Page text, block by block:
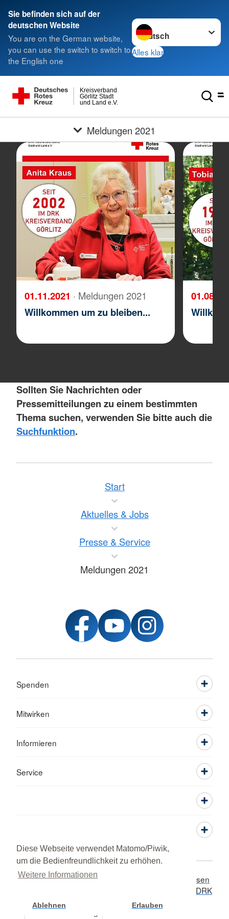
Diese Webseite verwendet Matomo/Piwik,
um die Bedienfreundlichkeit zu erhöhen.
Weitere Informationen
Ablehnen Erlauben
Sie befinden sich auf der
deutschen Website
You are on the German website,
you can use the switch to switch to
the English one
Sprache wechseln zu
Alles klar
und Land e.V.
Görlitz Stadt
Kreisverband
Meldungen 2021
01.11.2021 · Meldungen 2021
Willkommen um zu bleiben...
Sollten Sie Nachrichten oder
Pressemitteilungen zu einem bestimmten
Thema suchen, verwenden Sie bitte auch die
Suchfunktion.
Start
Aktuelles & Jobs
Presse & Service
Meldungen 2021
Spenden
Mitwirken
Informieren
Service
Widerruf / Kündigung Hinweisgeberschutz
Adressen
DRK
intern © 2026 Kreisverband Görlitz Stadt